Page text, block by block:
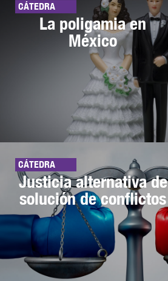
CÁTEDRA
La poligamia en
México
CÁTEDRA
Justicia alternativa de
solución de conflictos